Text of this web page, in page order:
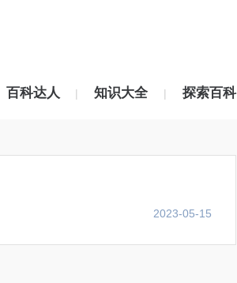
百科达人 | 知识大全 | 探索百科
2023-05-15